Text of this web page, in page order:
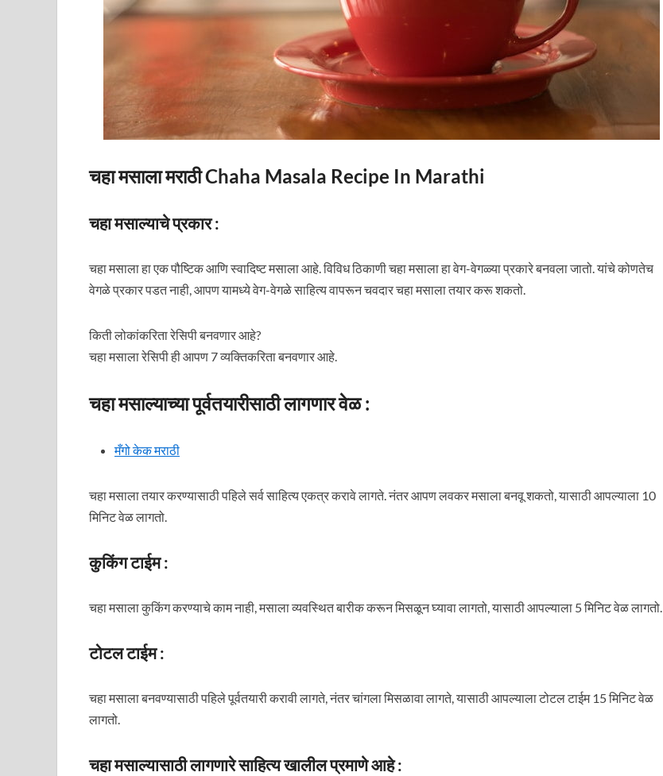
चहा मसाला मराठी Chaha Masala Recipe In Marathi
चहा मसाल्याचे प्रकार :
चहा मसाला हा एक पौष्टिक आणि स्वादिष्ट मसाला आहे. विविध ठिकाणी चहा मसाला हा वेग-वेगळ्या प्रकारे बनवला जातो. यांचे कोणतेच
वेगळे प्रकार पडत नाही, आपण यामध्ये वेग-वेगळे साहित्य वापरून चवदार चहा मसाला तयार करू शकतो.
किती लोकांकरिता रेसिपी बनवणार आहे?
चहा मसाला रेसिपी ही आपण 7 व्यक्तिकरिता बनवणार आहे.
चहा मसाल्याच्या पूर्वतयारीसाठी लागणार वेळ :
मँगो केक मराठी
चहा मसाला तयार करण्यासाठी पहिले सर्व साहित्य एकत्र करावे लागते. नंतर आपण लवकर मसाला बनवू शकतो, यासाठी आपल्याला 10
मिनिट वेळ लागतो.
कुकिंग टाईम :
चहा मसाला कुकिंग करण्याचे काम नाही, मसाला व्यवस्थित बारीक करून मिसळून घ्यावा लागतो, यासाठी आपल्याला 5 मिनिट वेळ लागतो.
टोटल टाईम :
चहा मसाला बनवण्यासाठी पहिले पूर्वतयारी करावी लागते, नंतर चांगला मिसळावा लागते, यासाठी आपल्याला टोटल टाईम 15 मिनिट वेळ
लागतो.
चहा मसाल्यासाठी लागणारे साहित्य खालील प्रमाणे आहे :